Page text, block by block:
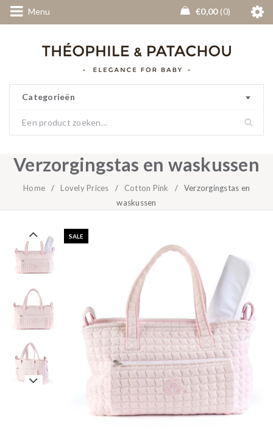
Menu €0,00 0
Categorieën
Verzorgingstas en waskussen
Home / Lovely Prices / Cotton Pink /
Verzorgingstas en
waskussen
SALE